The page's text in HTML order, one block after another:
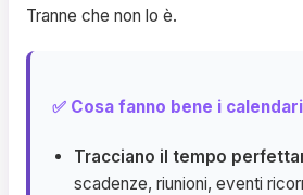
Tranne che non lo è.
✅ Cosa fanno bene i
Tracciano il tempo
scadenze, riunioni, eventi